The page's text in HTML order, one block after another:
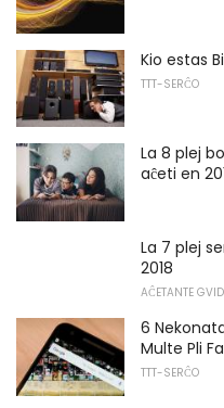
Kio estas
TTT-SERĈO
La 8 plej
aĉeti en
La 7 plej
2018
AĈETANTE
6
Multe Pli
TTT-SERĈO